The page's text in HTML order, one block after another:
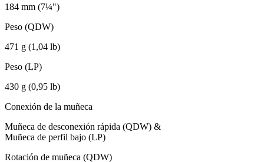
184 mm (7¼")
Peso (QDW)
471 g (1,04 lb)
Peso (LP)
430 g (0,95 lb)
Conexión de la muñeca
Muñeca de desconexión rápida (QDW) &
Muñeca de perfil bajo (LP)
Rotación de muñeca (QDW)